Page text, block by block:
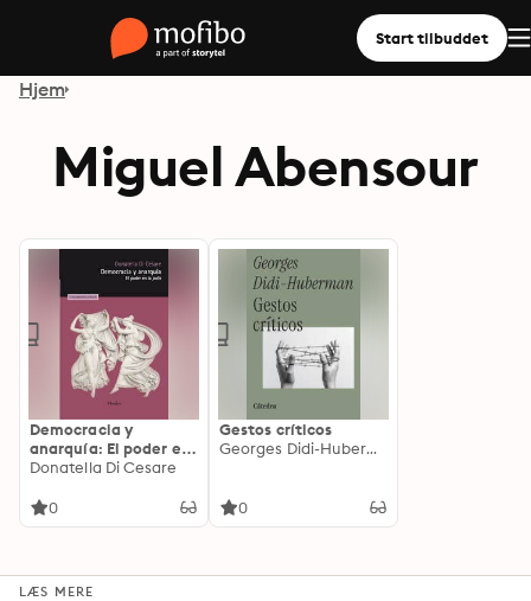
Start tilbuddet
Hjem
Miguel Abensour
Democracia y
anarquía: El poder en
la polis
Donatella Di Cesare
0
Gestos críticos
Georges Didi-Huberman
0
LÆS MERE